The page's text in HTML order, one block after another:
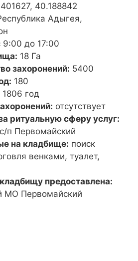
40.188842
Адыгея,
9:00 до 17:00
18 Га
захоронений: 5400
180
1806 год
отсутствует
ритуальную сферу услуг:
п Первомайский
на кладбище: поиск
венками, туалет,
предоставлена:
МО Первомайский